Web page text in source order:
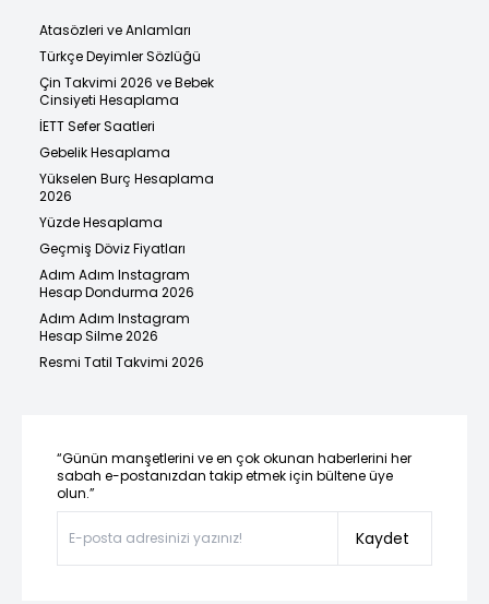
Atasözleri ve Anlamları
Türkçe Deyimler Sözlüğü
Çin Takvimi 2026 ve Bebek
Cinsiyeti Hesaplama
İETT Sefer Saatleri
Gebelik Hesaplama
Yükselen Burç Hesaplama
2026
Yüzde Hesaplama
Geçmiş Döviz Fiyatları
Adım Adım Instagram
Hesap Dondurma 2026
Adım Adım Instagram
Hesap Silme 2026
Resmi Tatil Takvimi 2026
“Günün manşetlerini ve en çok okunan haberlerini her
sabah e-postanızdan takip etmek için bültene üye
olun.”
Kaydet